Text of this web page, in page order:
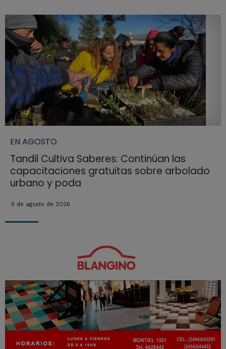
EN AGOSTO
Tandil Cultiva Saberes: Continúan las
capacitaciones gratuitas sobre arbolado
urbano y poda
5 de agosto de 2026